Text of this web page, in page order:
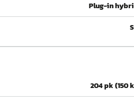
Plug-in
204 pk (150